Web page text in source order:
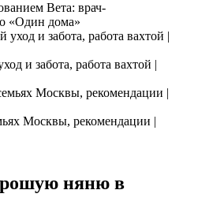
Вета: врач-
«Один дома»
и забота, работа вахтой |
Москвы, рекомендации |
няню в